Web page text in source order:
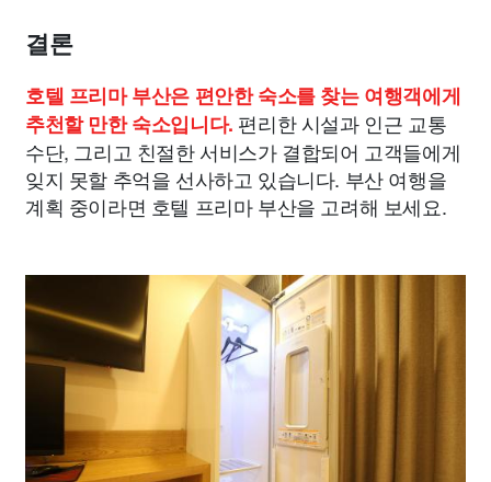
결론
호텔 프리마 부산은 편안한 숙소를 찾는 여행객에게
추천할 만한 숙소입니다. 편리한 시설과 인근 교통
수단, 그리고 친절한 서비스가 결합되어 고객들에게
잊지 못할 추억을 선사하고 있습니다. 부산 여행을
계획 중이라면 호텔 프리마 부산을 고려해 보세요.